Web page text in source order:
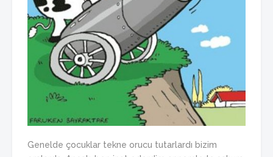
Genelde çocuklar tekne orucu tutarlardı bizim